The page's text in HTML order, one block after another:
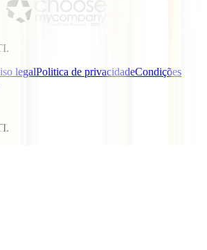
legalPolitica de privacidadeCondições